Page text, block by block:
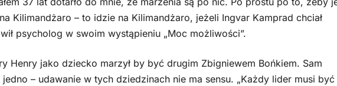
Kilimandżaro – to idzie na Kilimandżaro, jeżeli Ingvar Kamprad chciał
psycholog w swoim wystąpieniu „Moc możliwości”.
jako dziecko marzył by być drugim Zbigniewem Bońkiem. Sam
– udawanie w tych dziedzinach nie ma sensu. „Każdy lider musi być